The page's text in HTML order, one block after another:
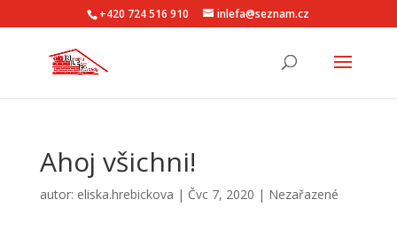
+420 724 516 910 inlefa@seznam.cz
Ahoj všichni!
autor: eliska.hrebickova | Čvc 7, 2020 | Nezařazené